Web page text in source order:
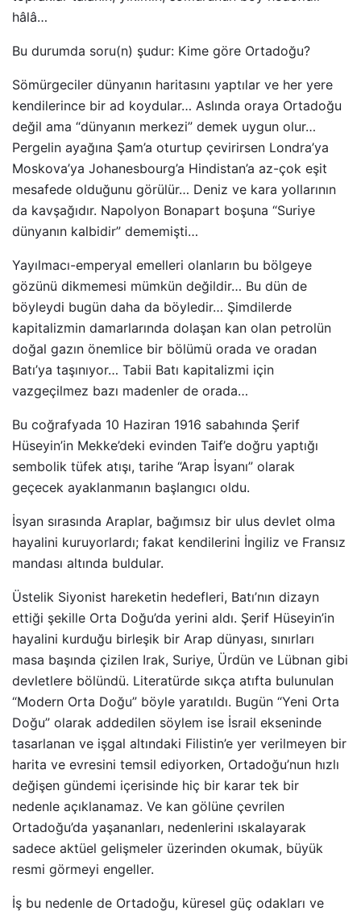
hâlâ…
Bu durumda soru(n) şudur: Kime göre Ortadoğu?
Sömürgeciler dünyanın haritasını yaptılar ve her yere
kendilerince bir ad koydular… Aslında oraya Ortadoğu
değil ama “dünyanın merkezi” demek uygun olur…
Pergelin ayağına Şam’a oturtup çevirirsen Londra’ya
Moskova’ya Johanesbourg’a Hindistan’a az-çok eşit
mesafede olduğunu görülür… Deniz ve kara yollarının
da kavşağıdır. Napolyon Bonapart boşuna “Suriye
dünyanın kalbidir” dememişti…
Yayılmacı-emperyal emelleri olanların bu bölgeye
gözünü dikmemesi mümkün değildir… Bu dün de
böyleydi bugün daha da böyledir… Şimdilerde
kapitalizmin damarlarında dolaşan kan olan petrolün
doğal gazın önemlice bir bölümü orada ve oradan
Batı’ya taşınıyor… Tabii Batı kapitalizmi için
vazgeçilmez bazı madenler de orada…
Bu coğrafyada 10 Haziran 1916 sabahında Şerif
Hüseyin’in Mekke’deki evinden Taif’e doğru yaptığı
sembolik tüfek atışı, tarihe “Arap İsyanı” olarak
geçecek ayaklanmanın başlangıcı oldu.
İsyan sırasında Araplar, bağımsız bir ulus devlet olma
hayalini kuruyorlardı; fakat kendilerini İngiliz ve Fransız
mandası altında buldular.
Üstelik Siyonist hareketin hedefleri, Batı’nın dizayn
ettiği şekille Orta Doğu’da yerini aldı. Şerif Hüseyin’in
hayalini kurduğu birleşik bir Arap dünyası, sınırları
masa başında çizilen Irak, Suriye, Ürdün ve Lübnan gibi
devletlere bölündü. Literatürde sıkça atıfta bulunulan
“Modern Orta Doğu” böyle yaratıldı. Bugün “Yeni Orta
Doğu” olarak addedilen söylem ise İsrail ekseninde
tasarlanan ve işgal altındaki Filistin’e yer verilmeyen bir
harita ve evresini temsil ediyorken, Ortadoğu’nun hızlı
değişen gündemi içerisinde hiç bir karar tek bir
nedenle açıklanamaz. Ve kan gölüne çevrilen
Ortadoğu’da yaşananları, nedenlerini ıskalayarak
sadece aktüel gelişmeler üzerinden okumak, büyük
resmi görmeyi engeller.
İş bu nedenle de Ortadoğu, küresel güç odakları ve